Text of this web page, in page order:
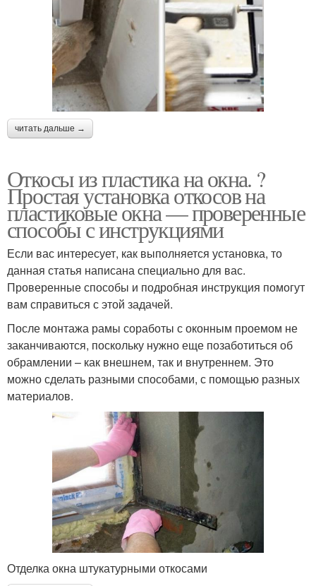
читать дальше →
Откосы из пластика на окна. ?
Простая установка откосов на
пластиковые окна — проверенные
способы с инструкциями
Если вас интересует, как выполняется установка, то
данная статья написана специально для вас.
Проверенные способы и подробная инструкция помогут
вам справиться с этой задачей.
После монтажа рамы соработы с оконным проемом не
заканчиваются, поскольку нужно еще позаботиться об
обрамлении – как внешнем, так и внутреннем. Это
можно сделать разными способами, с помощью разных
материалов.
Отделка окна штукатурными откосами